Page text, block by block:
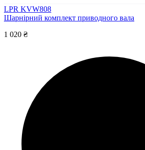
LPR KVW808
Шарнірний комплект приводного вала
1 020 ₴